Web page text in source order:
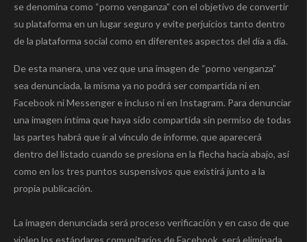
se denomina como “porno venganza” con el objetivo de convertir
su plataforma en un lugar seguro y evite perjuicios tanto dentro
de la plataforma social como en diferentes aspectos del día a día.
De esta manera, una vez que una imagen de “porno venganza”
sea denunciada, la misma ya no podrá ser compartida ni en
Facebook ni Messenger e incluso ni en Instagram. Para denunciar
una imagen íntima que haya sido compartida sin permiso de todas
las partes habrá que ir al vínculo de informe, que aparecerá
dentro del listado cuando se presiona en la flecha hacia abajo, así
como en los tres puntos suspensivos que existirá junto a la
propia publicación.
La imagen denunciada será proceso verificación y en caso de que